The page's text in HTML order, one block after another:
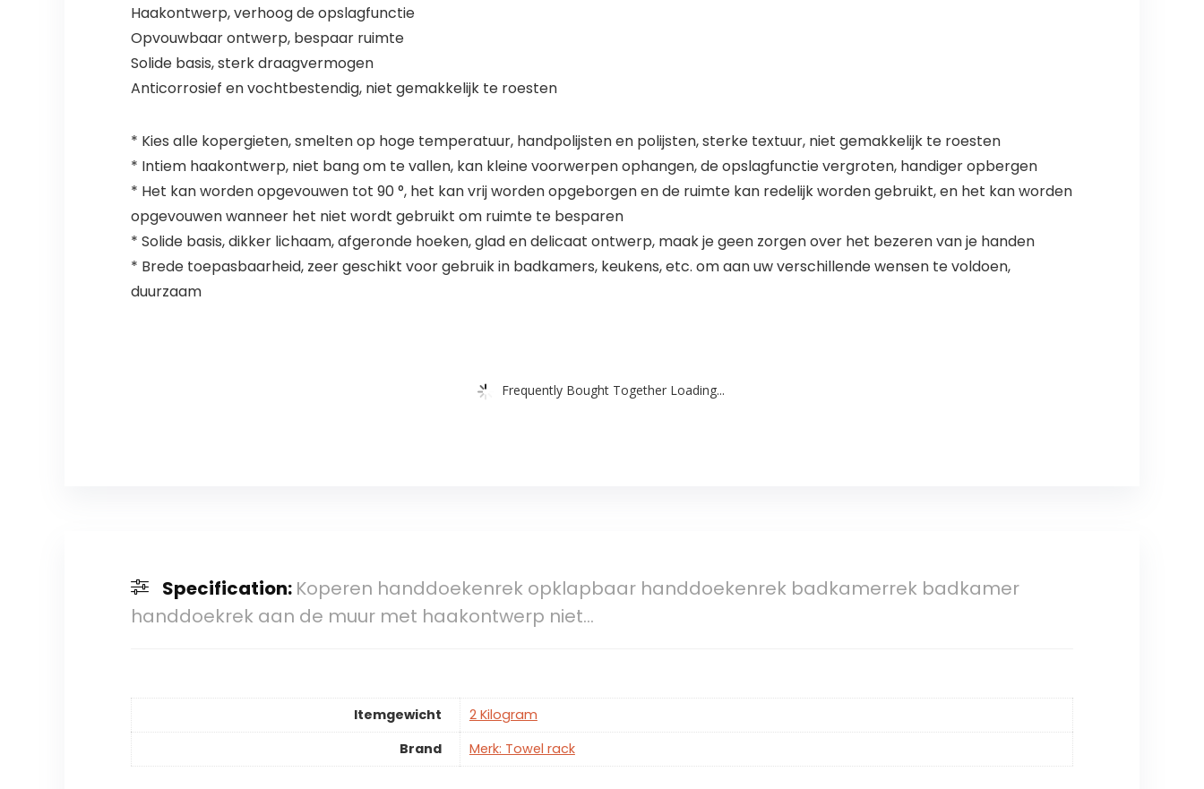
Haakontwerp, verhoog de opslagfunctie
Opvouwbaar ontwerp, bespaar ruimte
Solide basis, sterk draagvermogen
Anticorrosief en vochtbestendig, niet gemakkelijk te roesten
* Kies alle kopergieten, smelten op hoge temperatuur, handpolijsten en polijsten, sterke textuur, niet gemakkelijk te roesten
* Intiem haakontwerp, niet bang om te vallen, kan kleine voorwerpen ophangen, de opslagfunctie vergroten, handiger opbergen
* Het kan worden opgevouwen tot 90 °, het kan vrij worden opgeborgen en de ruimte kan redelijk worden gebruikt, en het kan worden
opgevouwen wanneer het niet wordt gebruikt om ruimte te besparen
* Solide basis, dikker lichaam, afgeronde hoeken, glad en delicaat ontwerp, maak je geen zorgen over het bezeren van je handen
* Brede toepasbaarheid, zeer geschikt voor gebruik in badkamers, keukens, etc. om aan uw verschillende wensen te voldoen,
duurzaam
Frequently Bought Together Loading...
Specification: Koperen handdoekenrek opklapbaar handdoekenrek badkamerrek badkamer
handdoekrek aan de muur met haakontwerp niet…
Itemgewicht
2 Kilogram
Brand
Merk: Towel rack